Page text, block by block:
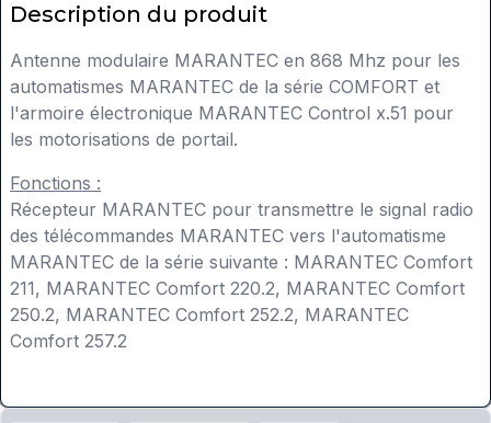
Description du produit
Antenne modulaire MARANTEC en 868 Mhz pour les
automatismes MARANTEC de la série COMFORT et
l'armoire électronique MARANTEC Control x.51 pour
les motorisations de portail.
Fonctions :
Récepteur MARANTEC pour transmettre le signal radio
des télécommandes MARANTEC vers l'automatisme
MARANTEC de la série suivante : MARANTEC Comfort
211, MARANTEC Comfort 220.2, MARANTEC Comfort
250.2, MARANTEC Comfort 252.2, MARANTEC
Comfort 257.2